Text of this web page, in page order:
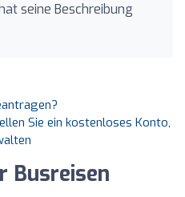
seine Beschreibung
Sie ein kostenloses Konto,
Busreisen